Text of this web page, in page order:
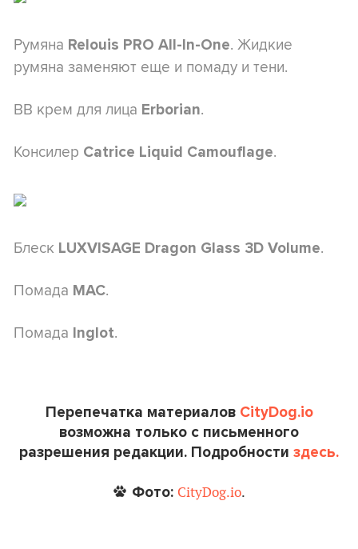
Румяна Relouis PRO All-In-One. Жидкие
румяна заменяют еще и помаду и тени.
BB крем для лица Erborian.
Консилер Catrice Liquid Camouflage.
Блеск LUXVISAGE Dragon Glass 3D Volume.
Помада MAC.
Помада Inglot.
Перепечатка материалов CityDog.io
возможна только с письменного
разрешения редакции. Подробности здесь.
Фото: CityDog.io.